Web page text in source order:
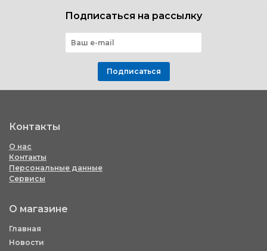
Подписаться на рассылку
Подписаться
Контакты
О нас
Контакты
Персональные данные
Сервисы
О магазине
Главная
Новости